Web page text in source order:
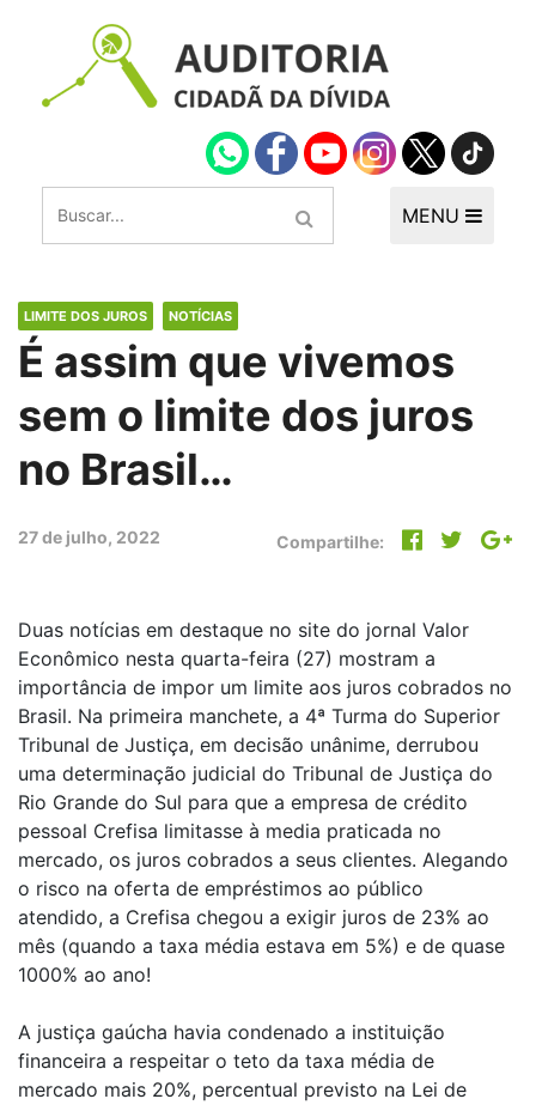
MENU
LIMITE DOS JUROS NOTÍCIAS
É assim que vivemos
sem o limite dos juros
no Brasil…
27 de julho, 2022 Compartilhe:
Duas notícias em destaque no site do jornal Valor
Econômico nesta quarta-feira (27) mostram a
importância de impor um limite aos juros cobrados no
Brasil. Na primeira manchete, a 4ª Turma do Superior
Tribunal de Justiça, em decisão unânime, derrubou
uma determinação judicial do Tribunal de Justiça do
Rio Grande do Sul para que a empresa de crédito
pessoal Crefisa limitasse à media praticada no
mercado, os juros cobrados a seus clientes. Alegando
o risco na oferta de empréstimos ao público
atendido, a Crefisa chegou a exigir juros de 23% ao
mês (quando a taxa média estava em 5%) e de quase
1000% ao ano!
A justiça gaúcha havia condenado a instituição
financeira a respeitar o teto da taxa média de
mercado mais 20%, percentual previsto na Lei de